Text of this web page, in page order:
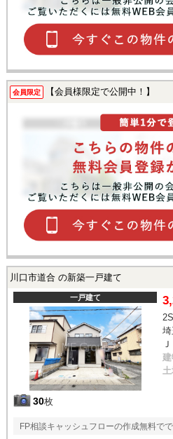
会員限定 【会員様限定で公開中！】
川口市道合 の新築一戸建て
一戸建て
30枚
FP相談キャッシュフローの作成無料で